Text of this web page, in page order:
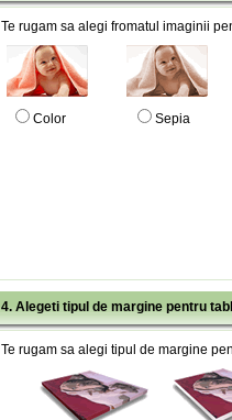
Te rugam sa alegi fromatul imaginii
Color Sepia
4. Alegeti tipul de margine pentru
Te rugam sa alegi tipul de margine